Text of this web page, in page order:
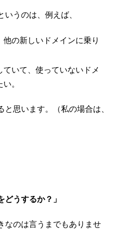
いうのは、例えば、
他の新しいドメインに乗り
いて、使っていないドメ
。
思います。（私の場合は、
どうするか？」
なのは言うまでもありませ